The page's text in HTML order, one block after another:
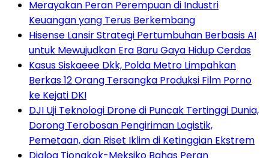
Merayakan Peran Perempuan di Industri
Keuangan yang Terus Berkembang
Hisense Lansir Strategi Pertumbuhan Berbasis AI
untuk Mewujudkan Era Baru Gaya Hidup Cerdas
Kasus Siskaeee Dkk, Polda Metro Limpahkan
Berkas 12 Orang Tersangka Produksi Film Porno
ke Kejati DKI
DJI Uji Teknologi Drone di Puncak Tertinggi Dunia,
Dorong Terobosan Pengiriman Logistik,
Pemetaan, dan Riset Iklim di Ketinggian Ekstrem